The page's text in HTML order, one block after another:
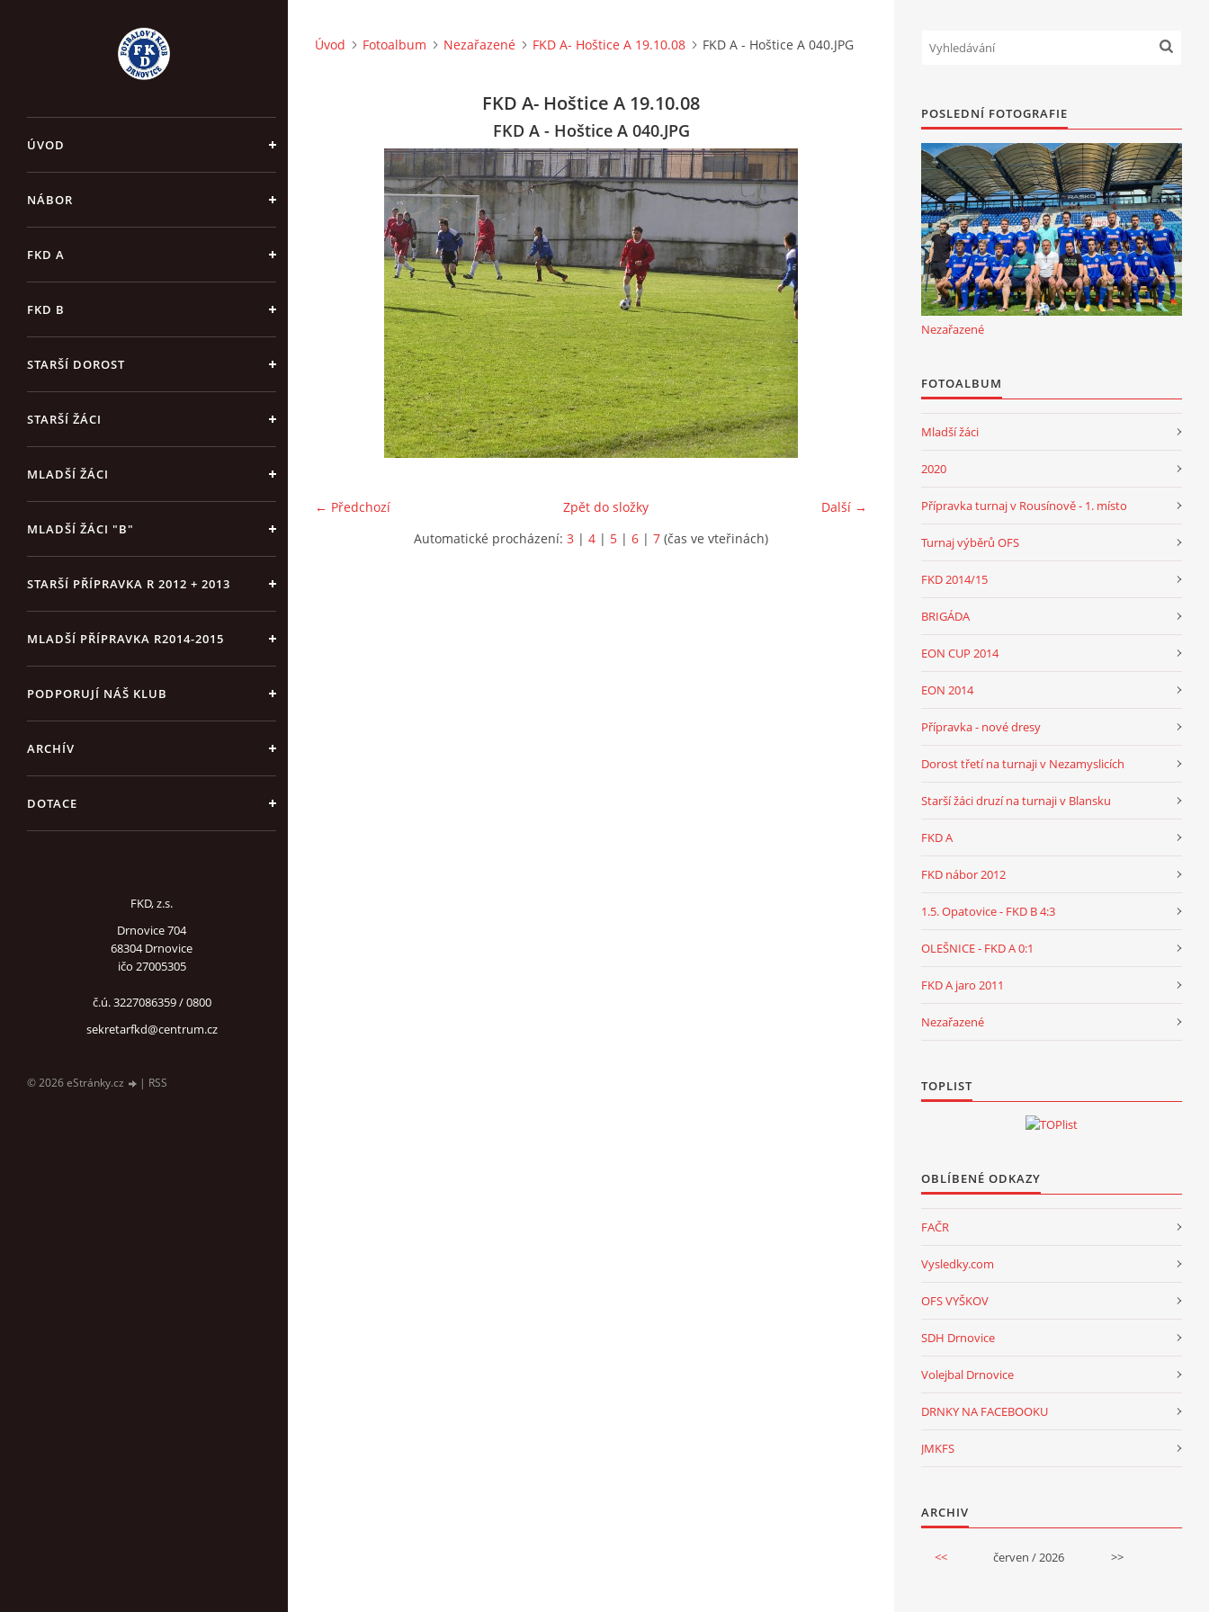
ÚVOD
NÁBOR
FKD A
FKD B
STARŠÍ DOROST
STARŠÍ ŽÁCI
MLADŠÍ ŽÁCI
MLADŠÍ ŽÁCI "B"
STARŠÍ PŘÍPRAVKA R 2012 + 2013
MLADŠÍ PŘÍPRAVKA R2014-2015
PODPORUJÍ NÁŠ KLUB
ARCHÍV
DOTACE
FKD, z.s.
Drnovice 704
68304 Drnovice
ičo 27005305
č.ú. 3227086359 / 0800
sekretarfkd@centrum.cz
© 2026 eStránky.cz | RSS
Úvod Fotoalbum Nezařazené FKD A- Hoštice A 19.10.08 FKD A - Hoštice A 040.JPG
FKD A- Hoštice A 19.10.08
FKD A - Hoštice A 040.JPG
← Předchozí Další →
Zpět do složky
Automatické procházení: 3 | 4 | 5 | 6 | 7 (čas ve vteřinách)
POSLEDNÍ FOTOGRAFIE
Nezařazené
FOTOALBUM
Mladší žáci
2020
Přípravka turnaj v Rousínově - 1. místo
Turnaj výběrů OFS
FKD 2014/15
BRIGÁDA
EON CUP 2014
EON 2014
Přípravka - nové dresy
Dorost třetí na turnaji v Nezamyslicích
Starší žáci druzí na turnaji v Blansku
FKD A
FKD nábor 2012
1.5. Opatovice - FKD B 4:3
OLEŠNICE - FKD A 0:1
FKD A jaro 2011
Nezařazené
TOPLIST
OBLÍBENÉ ODKAZY
FAČR
Vysledky.com
OFS VYŠKOV
SDH Drnovice
Volejbal Drnovice
DRNKY NA FACEBOOKU
JMKFS
ARCHIV
<< červen / 2026 >>